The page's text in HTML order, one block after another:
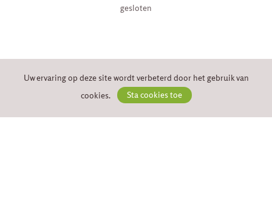
gesloten
VEILIG BETALEN
Uw ervaring op deze site wordt verbeterd door het gebruik van
cookies.
Sta cookies toe